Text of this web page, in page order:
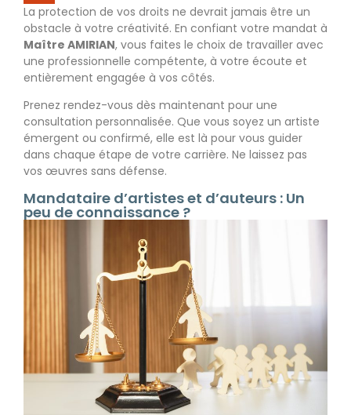
La protection de vos droits ne devrait jamais être un
obstacle à votre créativité. En confiant votre mandat à
Maître AMIRIAN, vous faites le choix de travailler avec
une professionnelle compétente, à votre écoute et
entièrement engagée à vos côtés.
Prenez rendez-vous dès maintenant pour une
consultation personnalisée. Que vous soyez un artiste
émergent ou confirmé, elle est là pour vous guider
dans chaque étape de votre carrière. Ne laissez pas
vos œuvres sans défense.
Mandataire d’artistes et d’auteurs : Un
peu de connaissance ?